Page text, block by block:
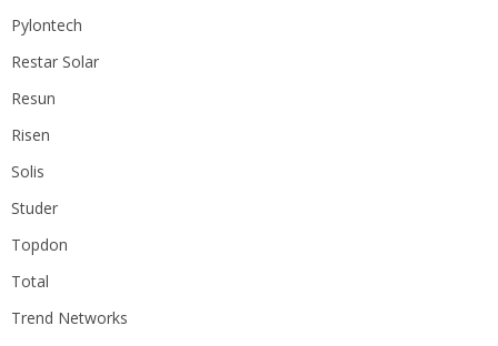
Pylontech
Restar Solar
Resun
Risen
Solis
Studer
Topdon
Total
Trend Networks